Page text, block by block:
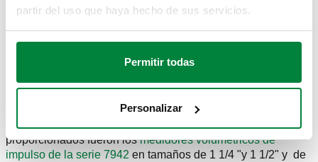
partir del uso que haya hecho de sus servicios.
Permitir todas
Personalizar
Màs info]
INSTALLATION DETAILS:
Caleffi participó en el proyecto tanto en la parte hidráulica,
suministrando susválvulas de equilibrio estático serie 130
, así como la parte de medición de la energía
térmica. Para esta última aplicación, los productos
proporcionados fueron losmedidores volumétricos de
impulso de la serie 7942 en tamaños de 1 1/4 "y 1 1/2" y de